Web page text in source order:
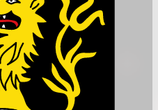
09:00 bis 12:00
Uhr